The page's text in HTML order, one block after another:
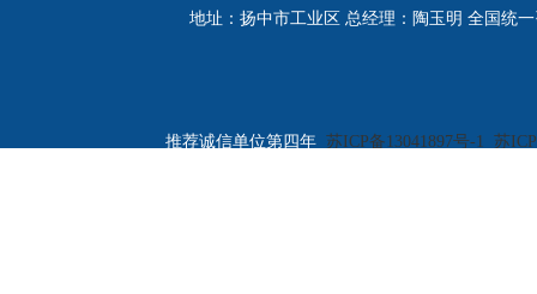
地址：扬中市工业区 总经理：陶玉明 全国统一
推荐诚信单位第四年 苏ICP备13041897号-1 苏